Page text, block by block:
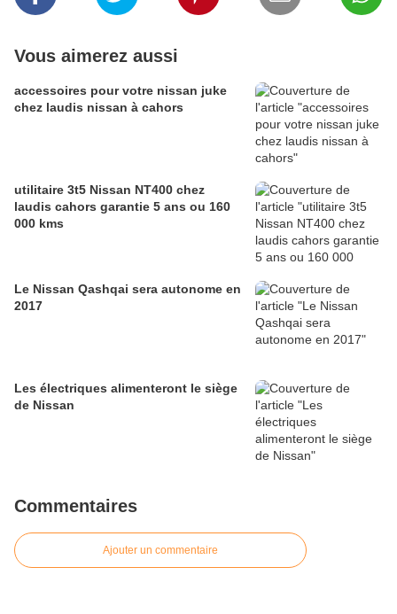
Vous aimerez aussi
accessoires pour votre nissan juke
chez laudis nissan à cahors
utilitaire 3t5 Nissan NT400 chez
laudis cahors garantie 5 ans ou 160
000 kms
Le Nissan Qashqai sera autonome en
2017
Les électriques alimenteront le siège
de Nissan
Commentaires
Ajouter un commentaire